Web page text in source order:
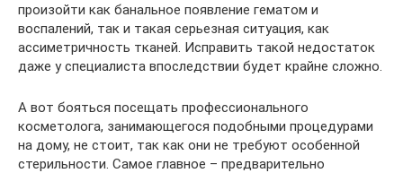
произойти как банальное появление гематом и
воспалений, так и такая серьезная ситуация, как
ассиметричность тканей. Исправить такой недостаток
даже у специалиста впоследствии будет крайне сложно.
А вот бояться посещать профессионального
косметолога, занимающегося подобными процедурами
на дому, не стоит, так как они не требуют особенной
стерильности. Самое главное – предварительно